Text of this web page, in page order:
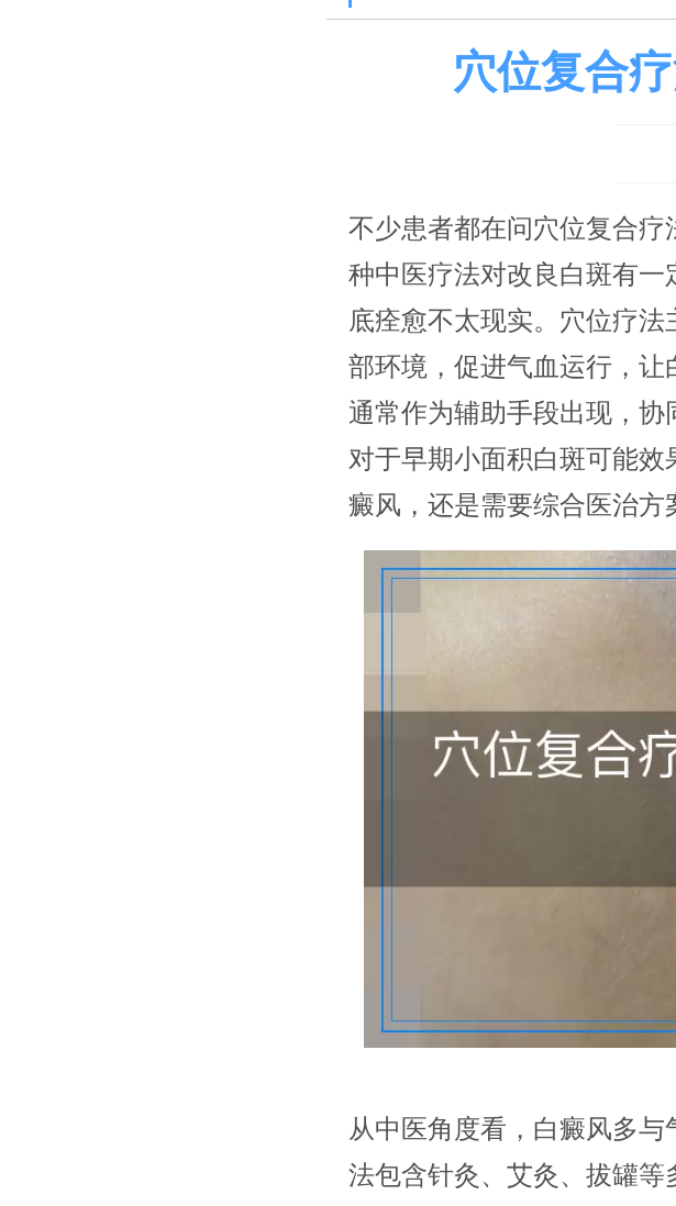
穴位复合
不少患者都在问穴位复合
种中医疗法对改良白斑有
底痊愈不太现实。穴位疗
部环境，促进气血运行，
通常作为辅助手段出现，协
对于早期小面积白斑可能效
癜风，还是需要综合医治方
从中医角度看，白癜风多
法包含针灸、艾灸、拔罐等